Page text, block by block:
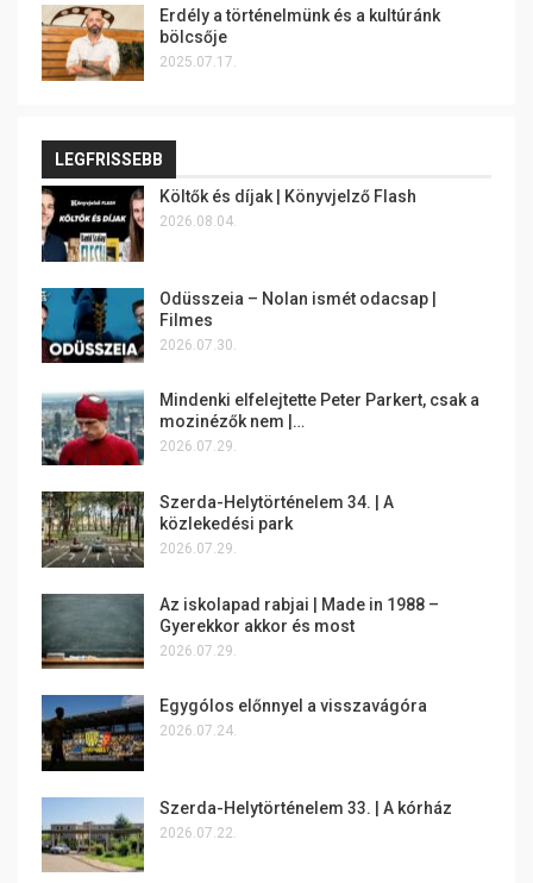
Erdély a történelmünk és a kultúránk
bölcsője
2025.07.17.
LEGFRISSEBB
Költők és díjak | Könyvjelző Flash
2026.08.04.
Odüsszeia – Nolan ismét odacsap |
Filmes
2026.07.30.
Mindenki elfelejtette Peter Parkert, csak a
mozinézők nem |…
2026.07.29.
Szerda-Helytörténelem 34. | A
közlekedési park
2026.07.29.
Az iskolapad rabjai | Made in 1988 –
Gyerekkor akkor és most
2026.07.29.
Egygólos előnnyel a visszavágóra
2026.07.24.
Szerda-Helytörténelem 33. | A kórház
2026.07.22.